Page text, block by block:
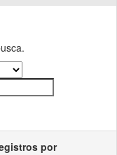
por